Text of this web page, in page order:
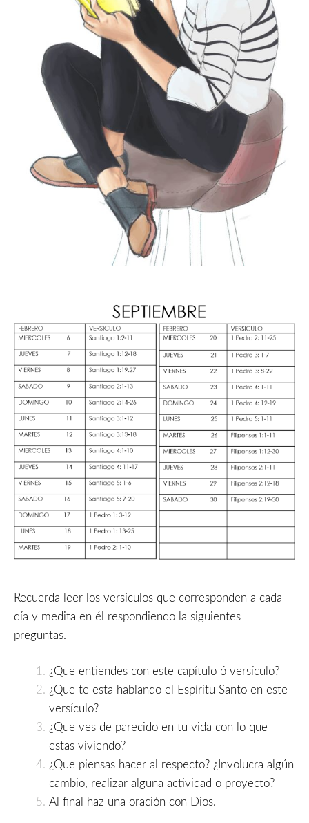
Recuerda leer los versículos que corresponden a cada
día y medita en él respondiendo la siguientes
preguntas.
¿Que entiendes con este capítulo ó versículo?
¿Que te esta hablando el Espíritu Santo en este
versículo?
¿Que ves de parecido en tu vida con lo que
estas viviendo?
¿Que piensas hacer al respecto? ¿Involucra algún
cambio, realizar alguna actividad o proyecto?
Al final haz una oración con Dios.